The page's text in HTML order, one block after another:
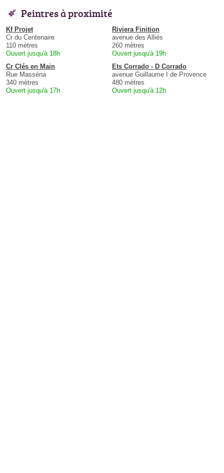
Peintres à proximité
Kf Projet
Cr du Centenaire
110 mètres
Ouvert jusqu'à 18h
Riviera Finition
avenue des Alliés
260 mètres
Ouvert jusqu'à 19h
Cr Clés en Main
Rue Masséna
340 mètres
Ouvert jusqu'à 17h
Ets Corrado - D Corrado
avenue Guillaume I de Provence
480 mètres
Ouvert jusqu'à 12h